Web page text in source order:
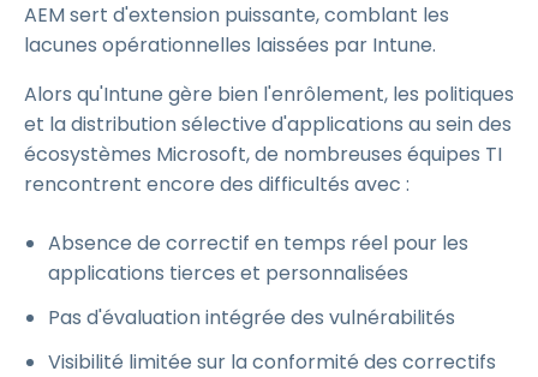
AEM sert d'extension puissante, comblant les
lacunes opérationnelles laissées par Intune.
Alors qu'Intune gère bien l'enrôlement, les politiques
et la distribution sélective d'applications au sein des
écosystèmes Microsoft, de nombreuses équipes TI
rencontrent encore des difficultés avec :
Absence de correctif en temps réel pour les
applications tierces et personnalisées
Pas d'évaluation intégrée des vulnérabilités
Visibilité limitée sur la conformité des correctifs